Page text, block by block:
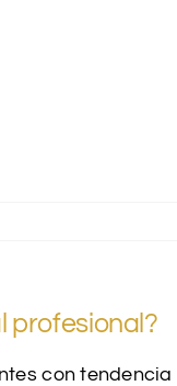
profesional?
con